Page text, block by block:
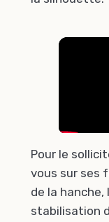
Pour le
vous sur ses
de la
stabilisation